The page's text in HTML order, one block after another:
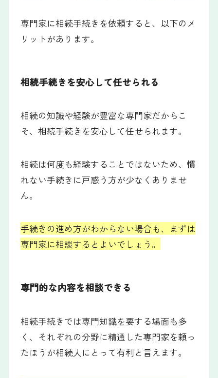
専門家に相続手続きを依頼すると、以下のメ
リットがあります。
相続手続きを安心して任せられる
相続の知識や経験が豊富な専門家だからこ
そ、相続手続きを安心して任せられます。
相続は何度も経験することではないため、慣
れない手続きに戸惑う方が少なくありませ
ん。
手続きの進め方がわからない場合も、まずは
専門家に相談するとよいでしょう。
専門的な内容を相談できる
相続手続きでは専門知識を要する場面も多
く、それぞれの分野に精通した専門家を頼っ
たほうが相続人にとって有利と言えます。